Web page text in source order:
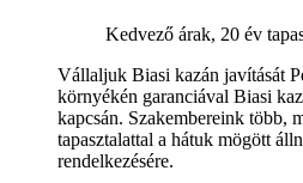
Kedvező árak, 20 év
Vállaljuk Biasi kazán javítását
környékén garanciával Biasi
kapcsán. Szakembereink több,
tapasztalattal a hátuk mögött
rendelkezésére.